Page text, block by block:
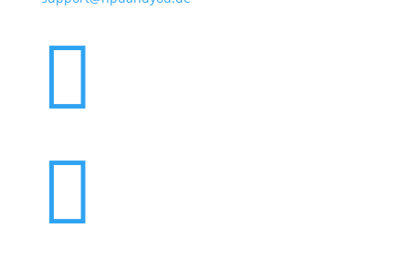

